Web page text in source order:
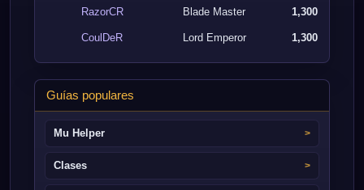
RazorCR Blade Master 1,300
CoulDeR Lord Emperor 1,300
Guías populares
Mu Helper
Clases